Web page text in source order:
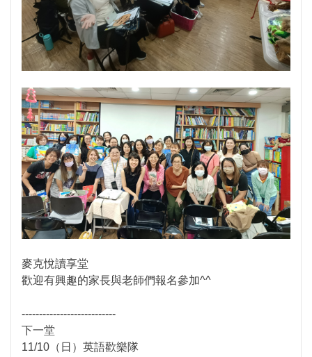
麥克悅讀享堂
歡迎有興趣的家長與老師們報名參加^^
---------------------------
下一堂
11/10（日）英語歡樂隊